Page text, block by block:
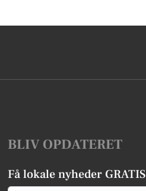
BLIV OPDATERET
Få lokale nyheder GRATIS